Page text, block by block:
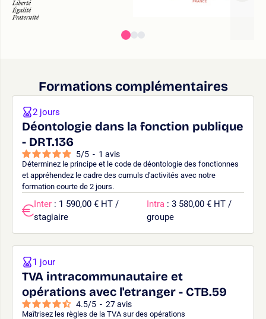
Formations complémentaires
Déontologie dans la fonction publique
- DRT.136
5/5 - 1 avis
Déterminez le principe et le code de déontologie des fonctionnes
et appréhendez le cadre des cumuls d'activités avec notre
formation courte de 2 jours.
2 jours
Inter : 1 590,00 € HT /
stagiaire
Intra : 3 580,00 € HT /
groupe
TVA intracommunautaire et
opérations avec l'etranger - CTB.59
4.5/5 - 27avis
Maîtrisez les règles de la TVA sur des opérations
1 jour